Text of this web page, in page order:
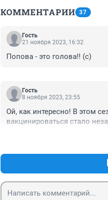
КОММЕНТАРИИ 37
Гость
21 ноября 2023, 16:32
Попова - это голова!! (с)
Гость
8 ноября 2023, 23:55
Ой, как интересно! В этом
вакцинироваться стало